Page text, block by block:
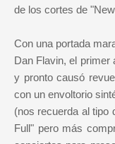
de los cortes de
Con una portada
Dan Flavin, el primer
y pronto causó
con un envoltorio
(nos recuerda al tipo
Full" pero más